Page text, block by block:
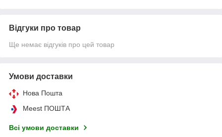
Відгуки про товар
Ще немає відгуків про цей товар
Умови доставки
Нова Пошта
Meest ПОШТА
Всі умови доставки